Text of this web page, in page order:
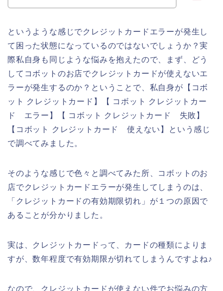
というような感じでクレジットカードエラーが発生し
て困った状態になっているのではないでしょうか？実
際私自身も同じような悩みを抱えたので、まず、どう
してコボットのお店でクレジットカードが使えないエ
ラーが発生するのか？ということで、私自身が【コボ
ット クレジットカード】【 コボット クレジットカー
ド エラー】【 コボット クレジットカード 失敗】
【コボット クレジットカード 使えない】という感じ
で調べてみました。
そのような感じで色々と調べてみた所、コボットのお
店でクレジットカードエラーが発生してしまうのは、
「クレジットカードの有効期限切れ」が１つの原因で
あることが分かりました。
実は、クレジットカードって、カードの種類によりま
すが、数年程度で有効期限が切れてしまうんですよね♪
なので、クレジットカードが使えない件でお悩みの方